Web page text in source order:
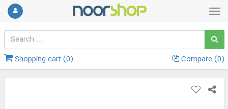
Shopping cart (0) Compare (0)